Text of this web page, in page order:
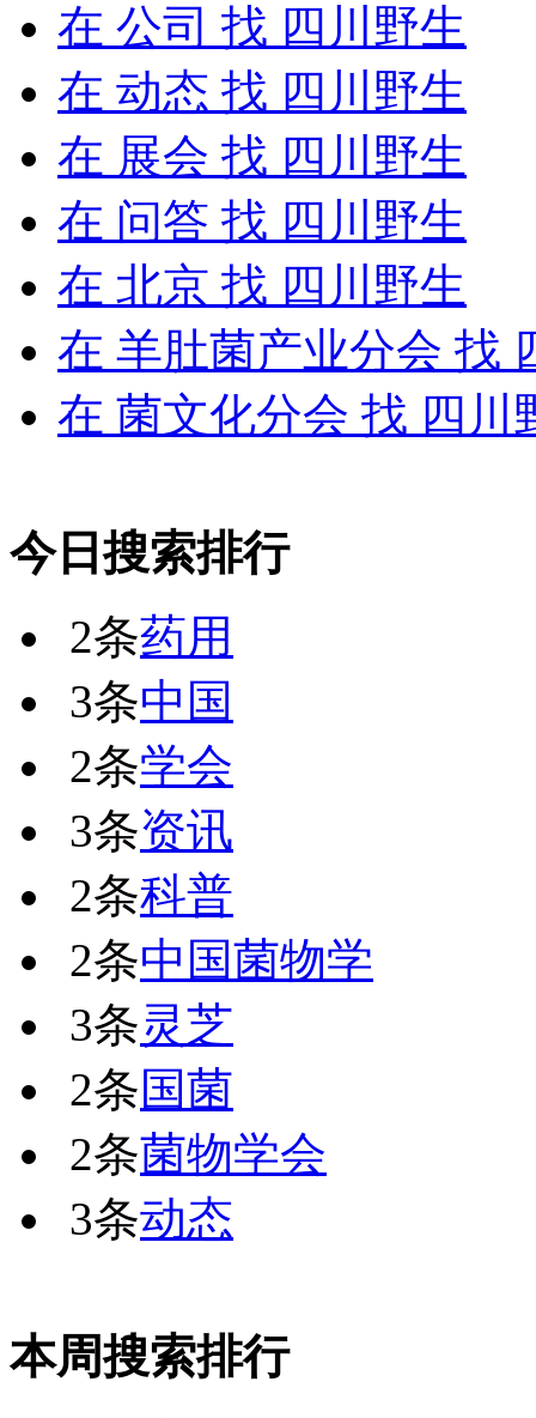
在 公司 找 四川野生
在 动态 找 四川野生
在 展会 找 四川野生
在 问答 找 四川野生
在 北京 找 四川野生
在 羊肚菌产业分会 找
在 菌文化分会 找 四川
今日搜索排行
2条药用
3条中国
2条学会
3条资讯
2条科普
2条中国菌物学
3条灵芝
2条国菌
2条菌物学会
3条动态
本周搜索排行